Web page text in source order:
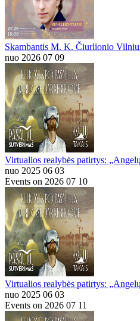
Skambantis M. K. Čiurlionio
nuo 2026 07 09
Virtualios realybės patirtys:
nuo 2025 06 03
Events on 2026 07 10
Virtualios realybės patirtys:
nuo 2025 06 03
Events on 2026 07 11